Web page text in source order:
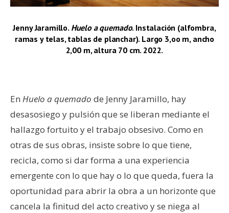
Jenny Jaramillo. Huelo a quemado. Instalación (alfombra,
ramas y telas, tablas de planchar). Largo 3,oo m, ancho
2,00 m, altura 70 cm. 2022.
En Huelo a quemado de Jenny Jaramillo, hay
desasosiego y pulsión que se liberan mediante el
hallazgo fortuito y el trabajo obsesivo. Como en
otras de sus obras, insiste sobre lo que tiene,
recicla, como si dar forma a una experiencia
emergente con lo que hay o lo que queda, fuera la
oportunidad para abrir la obra a un horizonte que
cancela la finitud del acto creativo y se niega al